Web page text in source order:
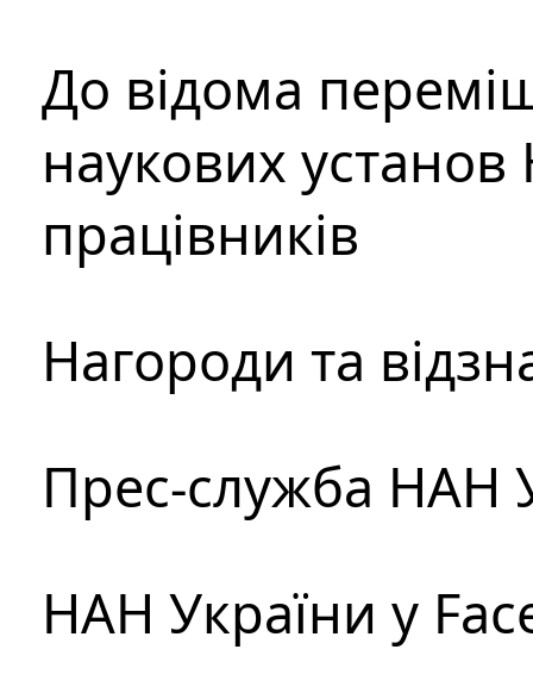
До відома
наукових установ
працівників
Нагороди та
Прес-служба НАН
НАН України у